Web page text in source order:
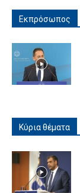
Εκπρόσωπος
Κύρια θέματα